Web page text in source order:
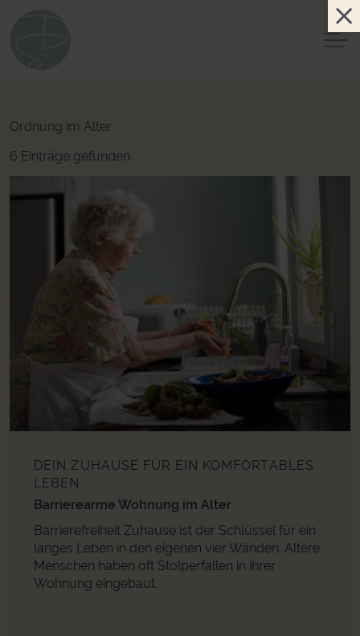
Ordnung im Alter
6 Einträge gefunden
DEIN ZUHAUSE FÜR EIN KOMFORTABLES
LEBEN
Barrierearme Wohnung im Alter
Barrierefreiheit Zuhause ist der Schlüssel für ein
langes Leben in den eigenen vier Wänden. Ältere
Menschen haben oft Stolperfallen in ihrer
Wohnung eingebaut.